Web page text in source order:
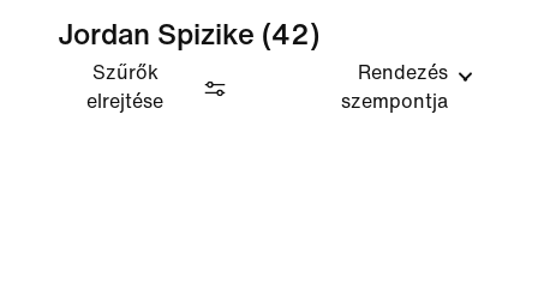
Jordan Spizike (42)
Szűrők
elrejtése
Rendezés
szempontja